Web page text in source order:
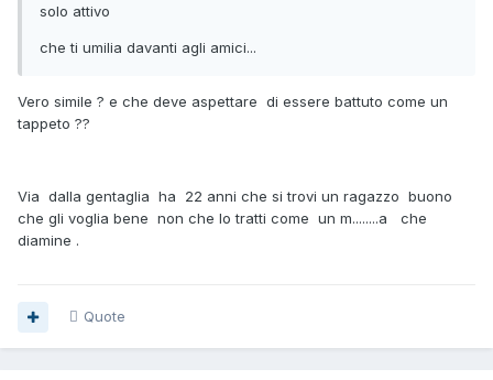
solo attivo
che ti umilia davanti agli amici...
Vero simile ? e che deve aspettare di essere battuto come un
tappeto ??
Via dalla gentaglia ha 22 anni che si trovi un ragazzo buono
che gli voglia bene non che lo tratti come un m........a che
diamine .
Quote